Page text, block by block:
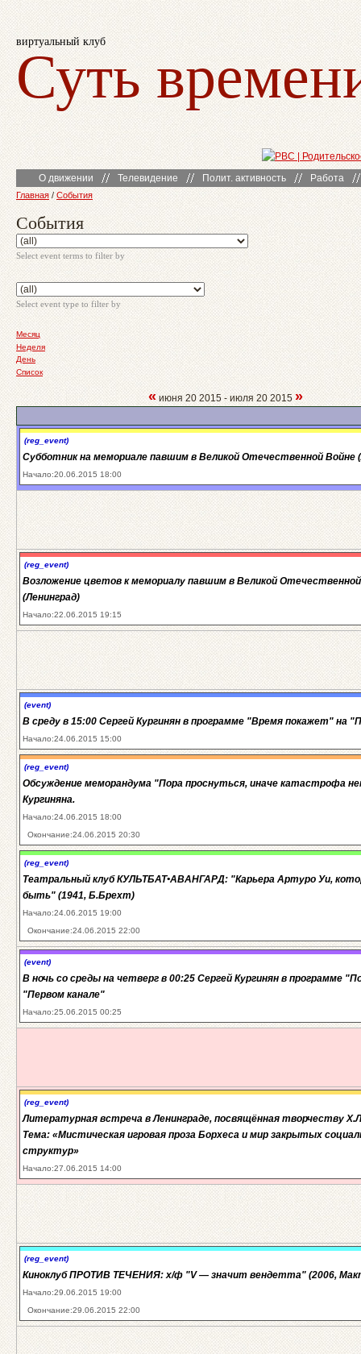
виртуальный клуб
Суть
О движении Телевидение Полит. активность Работа
Главная / События
События
Select event terms to filter by
Select event type to filter by
Месяц
Неделя
День
Список
«июня 20 2015 - июля 20 2015 »
(reg_event)
Субботник на мемориале павшим в Великой Отечественной Войне
Начало:20.06.2015 18:00
(reg_event)
Возложение цветов к мемориалу павшим в Великой
(Ленинград)
Начало:22.06.2015 19:15
(event)
В среду в 15:00 Сергей Кургинян в программе "Время покажет" на
Начало:24.06.2015 15:00
(reg_event)
Обсуждение меморандума "Пора проснуться, иначе катастрофа
Кургиняна.
Начало:24.06.2015 18:00
Окончание:24.06.2015 20:30
(reg_event)
Театральный клуб КУЛЬТБАТ•АВАНГАРД: "Карьера Артуро Уи,
быть" (1941, Б.Брехт)
Начало:24.06.2015 19:00
Окончание:24.06.2015 22:00
(event)
В ночь со среды на четверг в 00:25 Сергей Кургинян в программе
"Первом канале"
Начало:25.06.2015 00:25
(reg_event)
Литературная встреча в Ленинграде, посвящённая творчеству
Тема: «Мистическая игровая проза Борхеса и мир закрытых
структур»
Начало:27.06.2015 14:00
(reg_event)
Киноклуб ПРОТИВ ТЕЧЕНИЯ: х/ф "V — значит вендетта" (2006,
Начало:29.06.2015 19:00
Окончание:29.06.2015 22:00